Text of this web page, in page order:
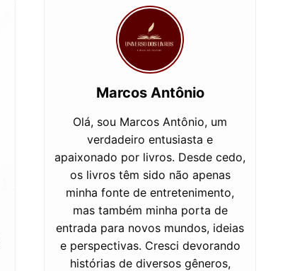
Marcos Antônio
Olá, sou Marcos Antônio, um
verdadeiro entusiasta e
apaixonado por livros. Desde cedo,
os livros têm sido não apenas
minha fonte de entretenimento,
mas também minha porta de
entrada para novos mundos, ideias
e perspectivas. Cresci devorando
histórias de diversos gêneros,